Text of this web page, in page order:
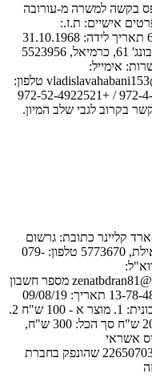
בקשה למשרה מ-עורובה
אישיים: ת.ז.:
634376677 תאריך לידה: 31.10.1968
כתובת: באבונג' 61, כרמיאל, 5523956
אימייל:
vladislavahabani153@live.com טלפון:
+972-4-1486705 / +972-52-4922521
בקרוב לגבי שלב המיון.
קליינר כתובת: גרשום
שלום 17, אילת, 5773670 טלפון: 079-
דוא"ל:
zenatbdran81@gmail.com מספר חשבון
בנק: 13-78-483166 תאריך: 09/08/19
פרטי החשבונית: 1. מוצר א - 100 ש"ח 2.
מוצר ב - 200 ש"ח סך הכל: 300 ש"ח,
אשראי
2265070376198767 שהונפק בחברת